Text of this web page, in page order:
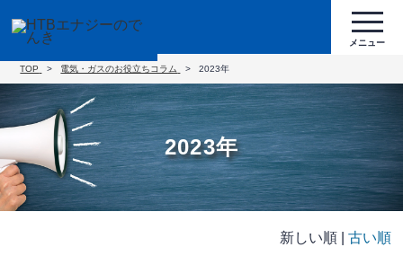
TOP 電気・ガスのお役立ちコラム 2023年
2023年
新しい順 | 古い順